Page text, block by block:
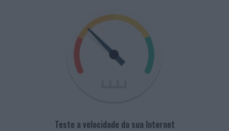
Teste a velocidade da sua Internet